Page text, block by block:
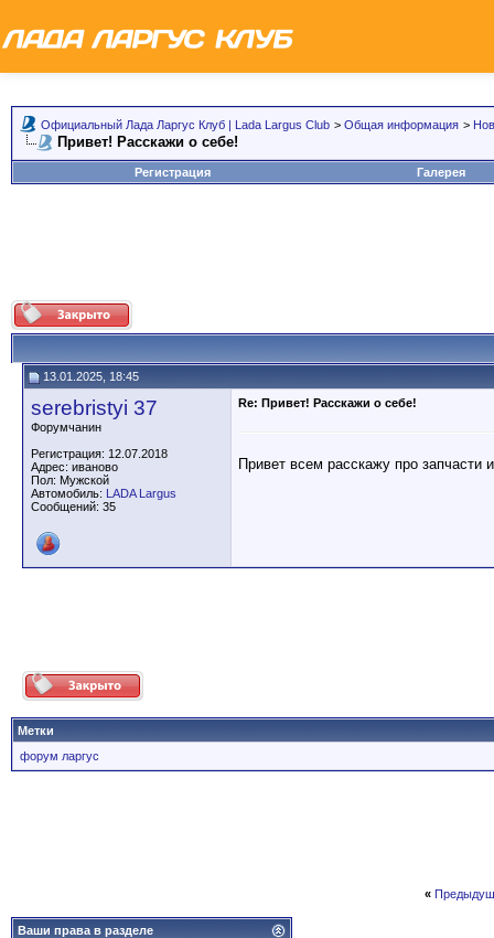
Официальный Лада Ларгус Клуб | Lada Largus Club > Общая информация >
Привет! Расскажи о себе!
Регистрация Галерея
13.01.2025, 18:45
serebristyi 37
Форумчанин
Регистрация: 12.07.2018
Адрес: иваново
Пол: Мужской
Автомобиль: LADA Largus
Сообщений: 35
Re: Привет! Расскажи о себе!
Привет всем расскажу про запчасти
Метки
форум ларгус
«
Ваши права в разделе